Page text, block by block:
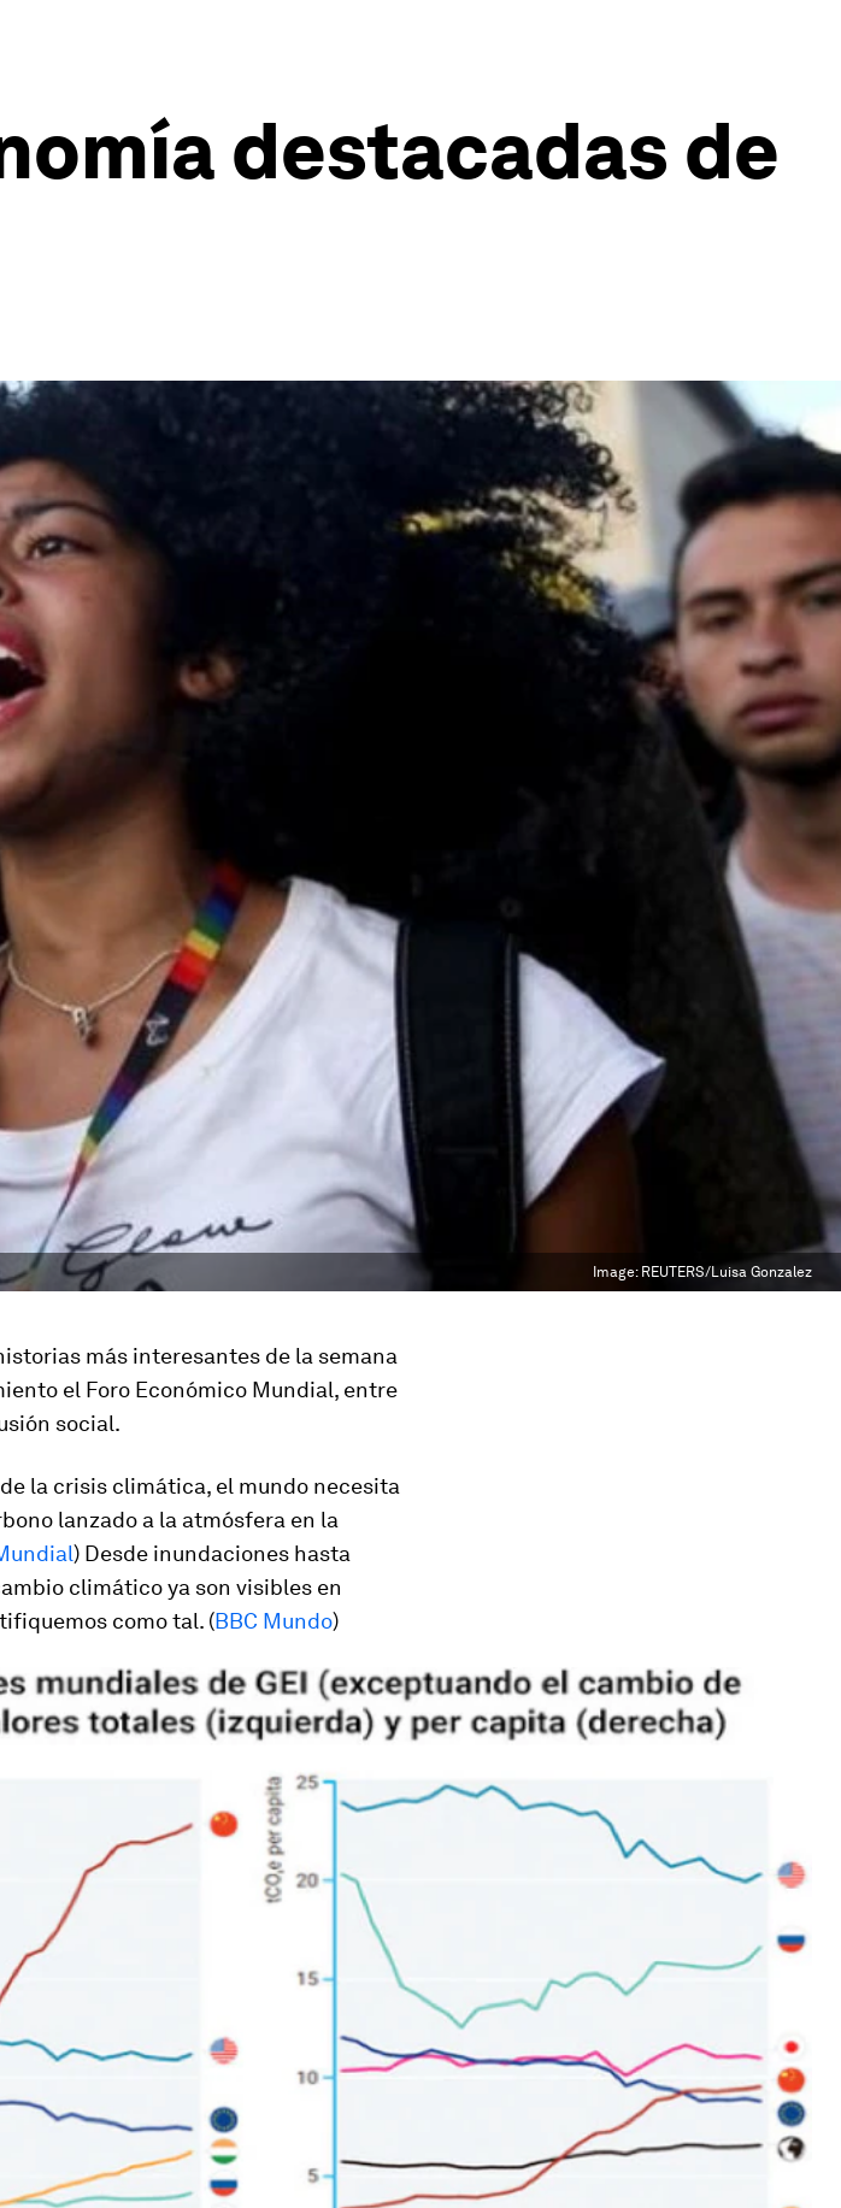
destacadas de
Image: REUTERS/Luisa Gonzalez
más interesantes de la semana
el Foro Económico Mundial, entre
social.
la crisis climática, el mundo necesita
lanzado a la atmósfera en la
) Desde inundaciones hasta
climático ya son visibles en
como tal. (BBC Mundo)